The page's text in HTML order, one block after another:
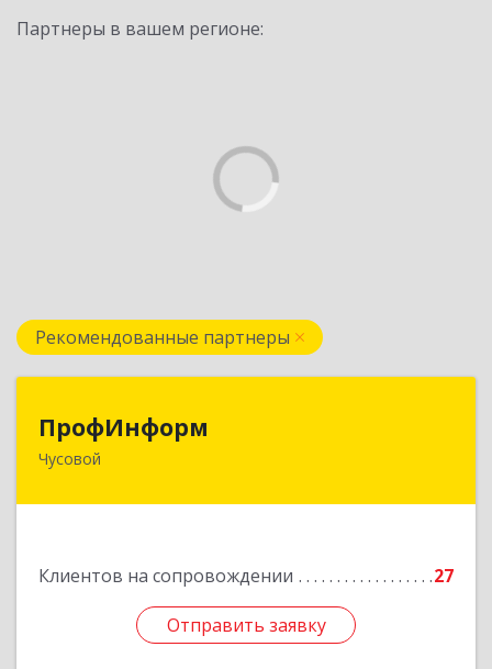
Партнеры в вашем регионе:
Рекомендованные партнеры
ПрофИнформ
Чусовой
Клиентов на сопровождении 27
Отправить заявку
618204, Пермский край, г.о. Чусовской, Чусовой
Отправить заявку